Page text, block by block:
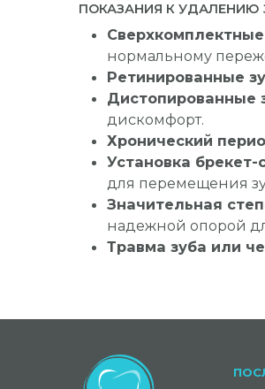
ПОКАЗАНИЯ К УДАЛЕНИЮ
нормальному
Ретинированные
Дистопированные
дискомфорт.
Хронический
Установка брекет-
для перемещения
Значительная
надежной опорой
Травма зуба или